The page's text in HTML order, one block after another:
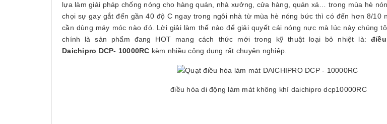
lựa làm giải pháp chống nóng cho hàng quán, nhà xưởng, cửa hàng, quán xá… trong mùa hè
chọi sự gay gắt đến gần 40 độ C ngay trong ngôi nhà từ mùa hè nóng bức thì có đến hơn 8/10
cần dùng máy móc nào đó. Lời giải làm thế nào để giải quyết cái nóng nực mà lúc này chúng
chính là sản phẩm đang HOT mang cách thức mới trong kỹ thuật loại bỏ nhiệt là:
Daichipro DCP- 10000RC kèm nhiều công dụng rất chuyên nghiệp.
điều hòa di động làm mát không khí daichipro dcp10000RC